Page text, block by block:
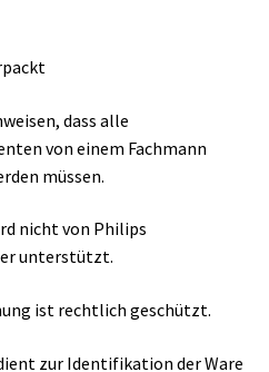
dass alle
von einem Fachmann
müssen.
nicht von Philips
unterstützt.
ist rechtlich geschützt.
zur Identifikation der Ware